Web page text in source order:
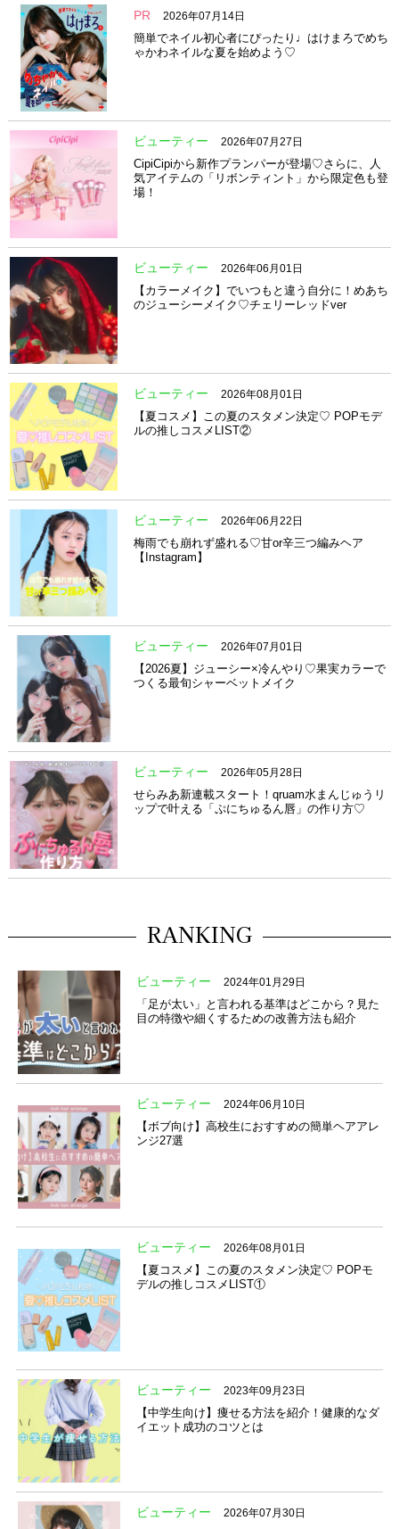
PR 2026年07月14日
簡単でネイル初心者にぴったり♩はけまろでめち
ゃかわネイルな夏を始めよう♡
ビューティー 2026年07月27日
CipiCipiから新作プランパーが登場♡さらに、人
気アイテムの「リボンティント」から限定色も登
場！
ビューティー 2026年06月01日
【カラーメイク】でいつもと違う自分に！めあち
のジューシーメイク♡チェリーレッドver
ビューティー 2026年08月01日
【夏コスメ】この夏のスタメン決定♡ POPモデ
ルの推しコスメLIST②
ビューティー 2026年06月22日
梅雨でも崩れず盛れる♡甘or辛三つ編みヘア
【Instagram】
ビューティー 2026年07月01日
【2026夏】ジューシー×冷んやり♡果実カラーで
つくる最旬シャーベットメイク
ビューティー 2026年05月28日
せらみあ新連載スタート！qruam水まんじゅうリ
ップで叶える「ぷにちゅるん唇」の作り方♡
RANKING
ビューティー 2024年01月29日
「足が太い」と言われる基準はどこから？見た
目の特徴や細くするための改善方法も紹介
ビューティー 2024年06月10日
【ボブ向け】高校生におすすめの簡単ヘアアレ
ンジ27選
ビューティー 2026年08月01日
【夏コスメ】この夏のスタメン決定♡ POPモ
デルの推しコスメLIST①
ビューティー 2023年09月23日
【中学生向け】痩せる方法を紹介！健康的なダ
イエット成功のコツとは
ビューティー 2026年07月30日